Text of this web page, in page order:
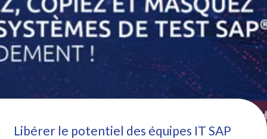
Libérer le potentiel des équipes IT SAP